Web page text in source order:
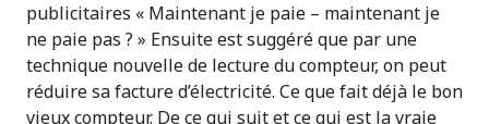
publicitaires « Maintenant je paie – maintenant je
ne paie pas ? » Ensuite est suggéré que par une
technique nouvelle de lecture du compteur, on peut
réduire sa facture d’électricité. Ce que fait déjà le bon
vieux compteur. De ce qui suit et ce qui est la vraie